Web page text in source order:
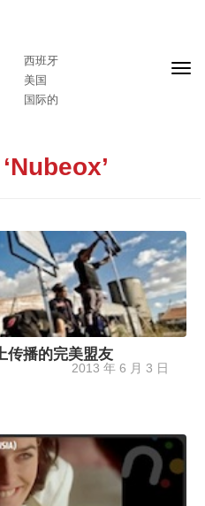
西班牙
美国
国际的
头
传播的完美盟友
2013 年 6 月 3 日